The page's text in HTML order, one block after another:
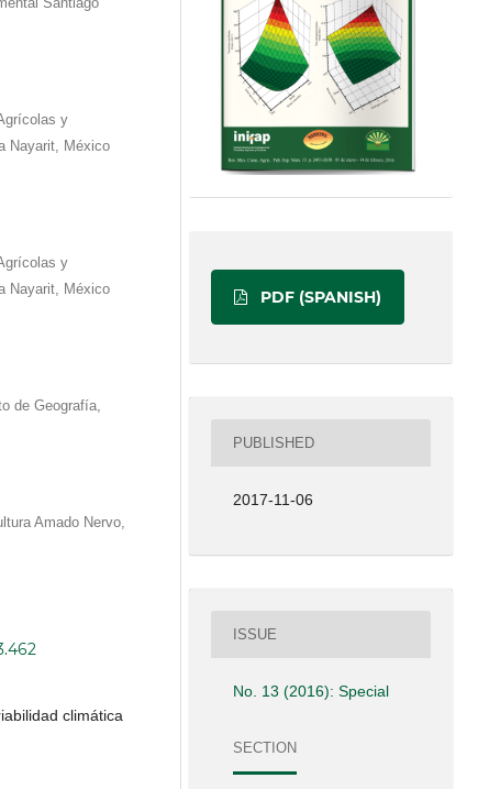
y
Nayarit, México
y
Nayarit, México
de Geografía,
Amado Nervo,
climática
PDF (SPANISH)
PUBLISHED
2017-11-06
ISSUE
No. 13 (2016): Special
SECTION